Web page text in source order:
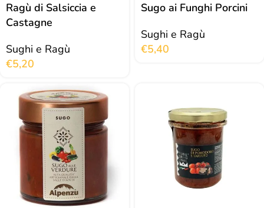
Ragù di Salsiccia e
Castagne
Sughi e Ragù
€5,20
Sugo ai Funghi Porcini
Sughi e Ragù
€5,40